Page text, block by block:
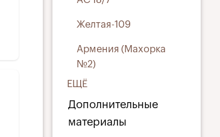
Желтая-109
Армения (Махорка
№2)
ЕЩЁ
Дополнительные
материалы